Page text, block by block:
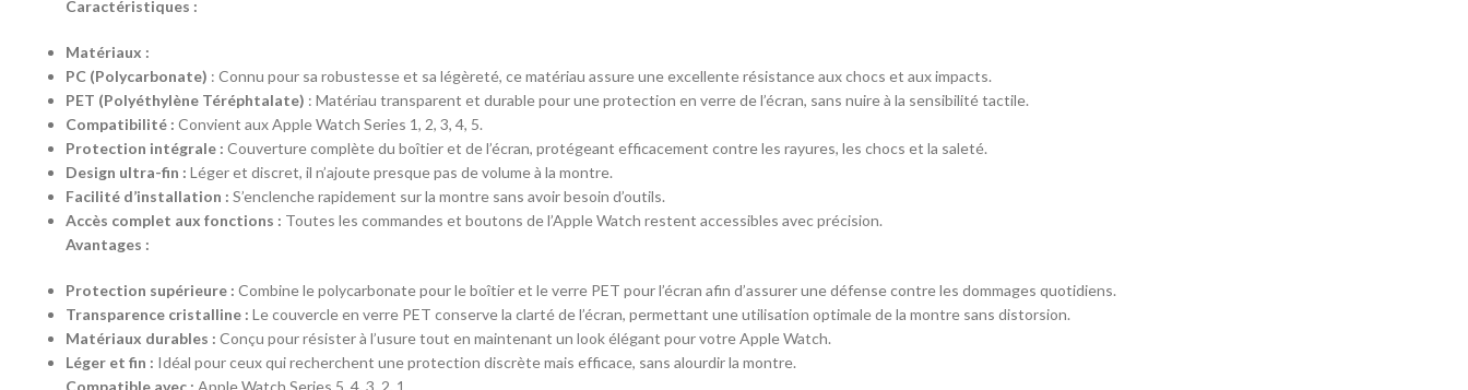
Caractéristiques :
Matériaux :
PC (Polycarbonate) : Connu pour sa robustesse et sa légèreté, ce matériau assure une excellente résistance aux chocs et aux impacts.
PET (Polyéthylène Téréphtalate) : Matériau transparent et durable pour une protection en verre de l’écran, sans nuire à la sensibilité tactile.
Compatibilité : Convient aux Apple Watch Series 1, 2, 3, 4, 5.
Protection intégrale : Couverture complète du boîtier et de l’écran, protégeant efficacement contre les rayures, les chocs et la saleté.
Design ultra-fin : Léger et discret, il n’ajoute presque pas de volume à la montre.
Facilité d’installation : S’enclenche rapidement sur la montre sans avoir besoin d’outils.
Accès complet aux fonctions : Toutes les commandes et boutons de l’Apple Watch restent accessibles avec précision.
Avantages :
Protection supérieure : Combine le polycarbonate pour le boîtier et le verre PET pour l’écran afin d’assurer une défense contre les dommages quotidiens.
Transparence cristalline : Le couvercle en verre PET conserve la clarté de l’écran, permettant une utilisation optimale de la montre sans distorsion.
Matériaux durables : Conçu pour résister à l’usure tout en maintenant un look élégant pour votre Apple Watch.
Léger et fin : Idéal pour ceux qui recherchent une protection discrète mais efficace, sans alourdir la montre.
Compatible avec : Apple Watch Series 5, 4, 3, 2, 1